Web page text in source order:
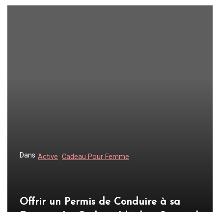
a
Dans Active Cadeau Pour Femme
Offrir un Permis de Conduire à sa